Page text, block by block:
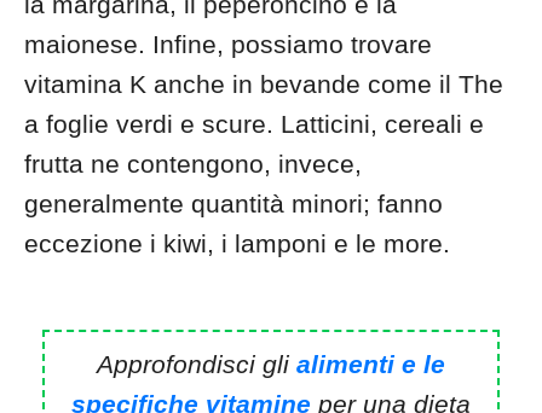
maionese. Infine, possiamo trovare
vitamina K anche in bevande come il The
a foglie verdi e scure. Latticini, cereali e
frutta ne contengono, invece,
generalmente quantità minori; fanno
eccezione i kiwi, i lamponi e le more.
Approfondisci gli alimenti e le
specifiche vitamine per una dieta